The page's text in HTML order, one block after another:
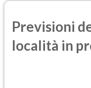
Previsioni
località in